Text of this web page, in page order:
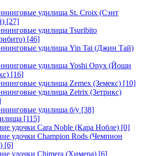
удилища St. Croix (Сэнт
[27]
удилища Tsuribito
[46]
удилища Yin Tai (Джин Тай)
удилища Yoshi Onyx (Йоши
[16]
удилища Zemex (Земекс) [10]
удилища Zetrix (Зетрикс)
удилища б/у [38]
[115]
удочки Cara Noble (Кара Нобле) [0]
удочки Champion Rods (Чемпион
[6]
удочки Chimera (Химера) [6]